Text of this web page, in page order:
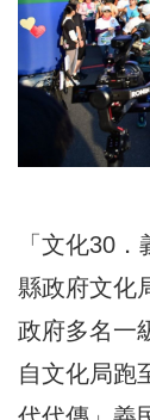
「文化30
縣政府文化
政府多名一
自文化局跑